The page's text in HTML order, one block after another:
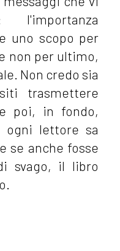
uno scopo per
non per ultimo,
Non credo sia
trasmettere
poi, in fondo,
ogni lettore sa
se anche fosse
svago, il libro